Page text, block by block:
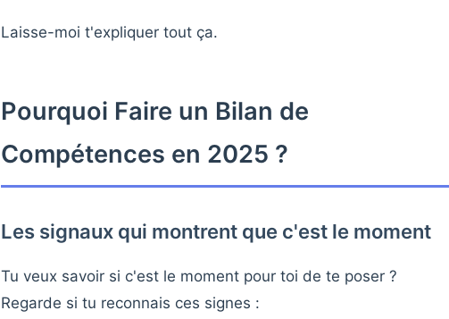
Laisse-moi t'expliquer tout ça.
Pourquoi Faire un Bilan de
Compétences en 2025 ?
Les signaux qui montrent que c'est le moment
Tu veux savoir si c'est le moment pour toi de te poser ?
Regarde si tu reconnais ces signes :